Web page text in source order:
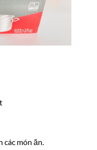
các món ăn.